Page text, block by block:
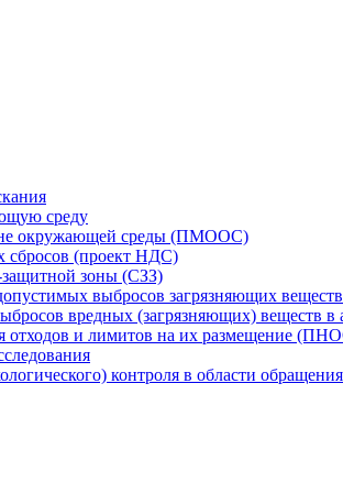
среду
окружающей среды (ПМООС)
сбросов (проект НДС)
защитной зоны (СЗЗ)
выбросов загрязняющих
вредных (загрязняющих) веществ
отходов и лимитов на их размещение
контроля в области